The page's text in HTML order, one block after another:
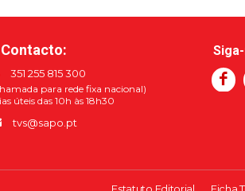
Contacto:
351 255 815 300
para rede fixa nacional)
úteis das 10h às 18h30
tvs@sapo.pt
Estatuto Editorial Ficha